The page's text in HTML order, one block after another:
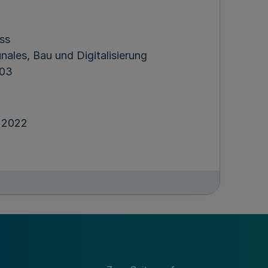
Bau und Digitalisierung